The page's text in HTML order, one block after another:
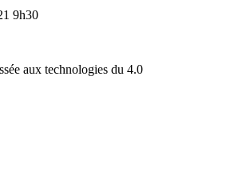
9h30
aux technologies du 4.0